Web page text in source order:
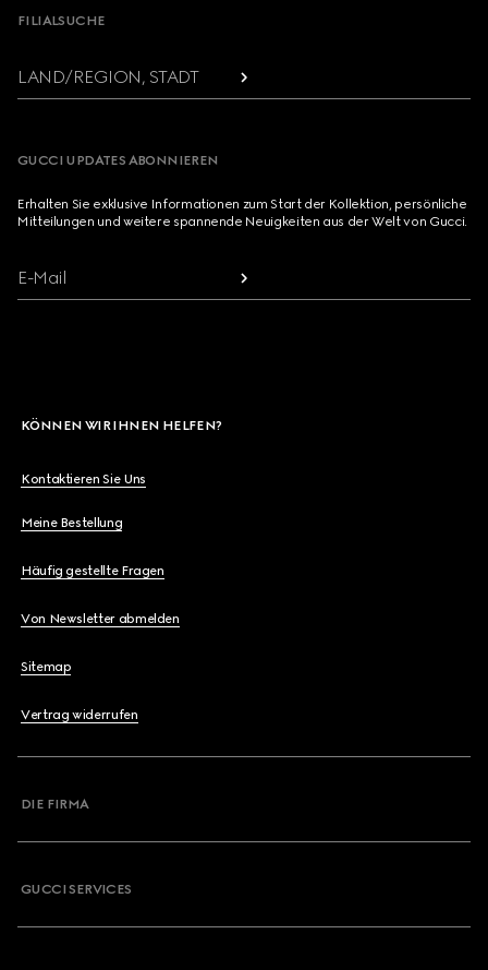
FILIALSUCHE
LAND/REGION, STADT
GUCCI UPDATES ABONNIEREN
Erhalten Sie exklusive Informationen zum Start der Kollektion, persönliche
Mitteilungen und weitere spannende Neuigkeiten aus der Welt von Gucci.
E-Mail
KÖNNEN WIR IHNEN HELFEN?
Kontaktieren Sie Uns
Meine Bestellung
Häufig gestellte Fragen
Von Newsletter abmelden
Sitemap
Vertrag widerrufen
DIE FIRMA
GUCCI SERVICES